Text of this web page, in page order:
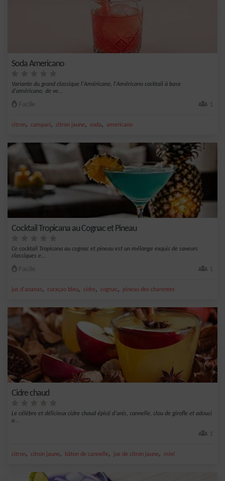
Soda Americano
Variante du grand classique l'Américano, l'Américano cocktail à base
d'américano, de ve...
Facile 1
citron, campari, citron jaune, soda, americano
Cocktail Tropicana au Cognac et Pineau
Ce cocktail Tropicana au cognac et pineau est un mélange exquis de saveurs
classiques e...
Facile 1
jus d'ananas, curaçao bleu, cidre, cognac, pineau des charentes
Cidre chaud
Le célèbre et délicieux cidre chaud épicé d'anis, cannelle, clou de girofle et adouci
a...
1
citron, citron jaune, bâton de cannelle, jus de citron jaune, miel